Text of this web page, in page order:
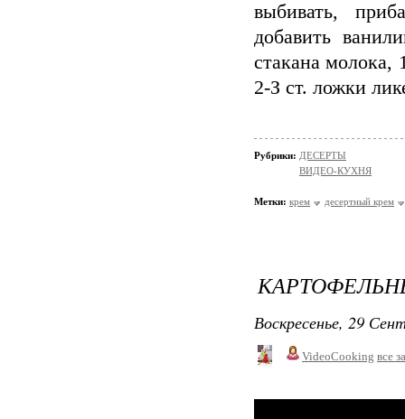
выбивать,
добавить
стакана молока,
2-З ст. ложки
Рубрики: ДЕСЕРТЫ
ВИДЕО-КУХНЯ
Метки: крем десертный крем
Воскресенье, 29
VideoCooking все